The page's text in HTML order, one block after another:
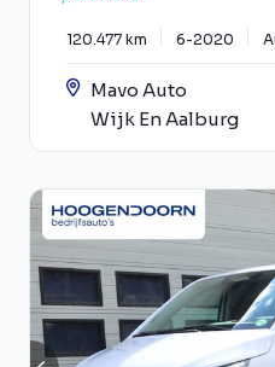
120.477 km 6-2020
Mavo Auto
Wijk En Aalburg